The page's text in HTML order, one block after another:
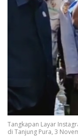
Tangkapan Layar
di Tanjung Pura, 3